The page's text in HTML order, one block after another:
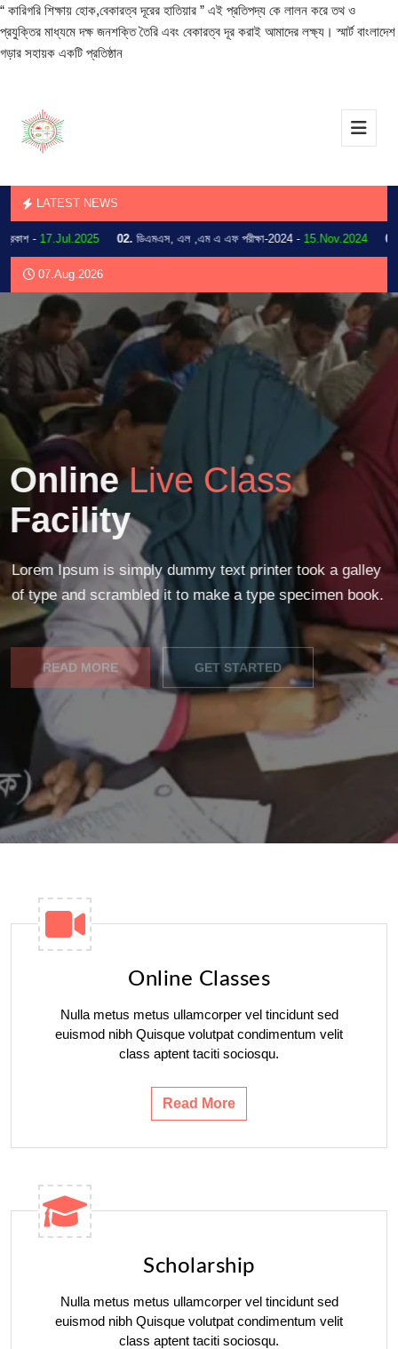
“ কারিগরি শিক্ষায় হোক,বেকারত্ব দূরের হাতিয়ার ” এই প্রতিপদ্য কে লালন করে তথ ও
প্রযুক্তির মাধ্যমে দক্ষ জনশক্তি তৈরি এবং বেকারত্ব দূর করাই আমাদের লক্ষ্য। স্মার্ট বাংলাদেশ
গড়ার সহায়ক একটি প্রতিষ্ঠান
LATEST NEWS
-17.Jul.2025 02. ডিএমএস, এল ,এম এ এফ পরীক্ষা-2024 -15.Nov.2024 03.
07.Aug.2026
OnlineLive Class
Facility
Lorem Ipsum is simply dummy text printer took a galley
of type and scrambled it to make a type specimen book.
READ MORE GET STARTED
Online Classes
Nulla metus metus ullamcorper vel tincidunt sed
euismod nibh Quisque volutpat condimentum velit
class aptent taciti sociosqu.
Read More
Scholarship
Nulla metus metus ullamcorper vel tincidunt sed
euismod nibh Quisque volutpat condimentum velit
class aptent taciti sociosqu.